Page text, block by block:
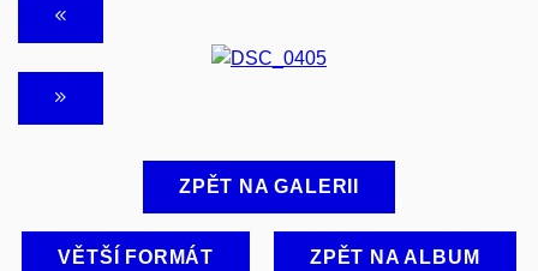
ZPĚT NA GALERII
VĚTŠÍ FORMÁT ZPĚT NA ALBUM